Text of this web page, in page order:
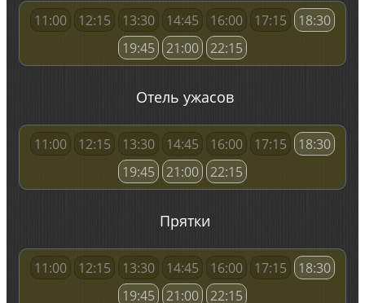
11:00 12:15 13:30 14:45 16:00 17:15
18:30
19:45
21:00 22:15
Отель ужасов
11:00 12:15 13:30 14:45 16:00 17:15
18:30
19:45
21:00 22:15
Прятки
11:00 12:15 13:30 14:45 16:00 17:15
18:30
19:45
21:00 22:15